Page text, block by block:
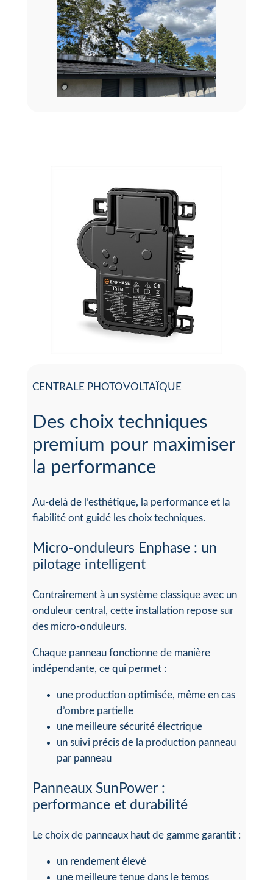
CENTRALE PHOTOVOLTAÏQUE
Des choix techniques
premium pour maximiser
la performance
Au-delà de l’esthétique, la performance et la
fiabilité ont guidé les choix techniques.
Micro-onduleurs Enphase : un
pilotage intelligent
Contrairement à un système classique avec un
onduleur central, cette installation repose sur
des micro-onduleurs.
Chaque panneau fonctionne de manière
indépendante, ce qui permet :
une production optimisée, même en cas
d’ombre partielle
une meilleure sécurité électrique
un suivi précis de la production panneau
par panneau
Panneaux SunPower :
performance et durabilité
Le choix de panneaux haut de gamme garantit :
un rendement élevé
une meilleure tenue dans le temps